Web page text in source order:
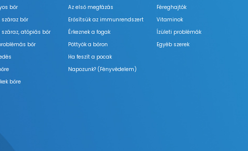
bőr
száraz bőr
száraz, atópiás bőr
bőr
bőre
Az első megfázás
Erősítsük az immunrendszert
Érkeznek a fogak
Pöttyök a bőron
Ha feszít a pocak
Napozunk? (Fényvédelem)
Féreghajtók
Vitaminok
Ízületi problémák
Egyéb szerek